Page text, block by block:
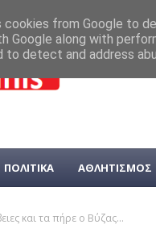
ΠΟΛΙΤΙΚΑ ΑΘΛΗΤΙΣΜΟΣ
και τα πήρε ο Βύζας...
cookies from Google to
Google along with
to detect and address